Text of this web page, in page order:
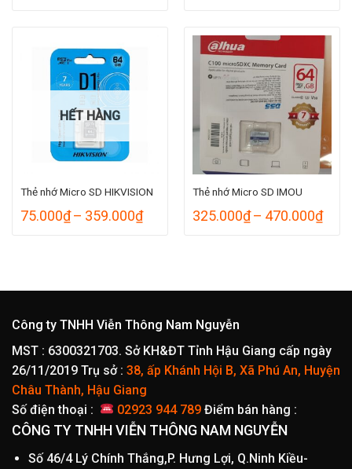
135.000₫
HẾT HÀNG
Thẻ nhớ Micro SD HIKVISION
75.000₫ – 359.000₫Khoảng
giá:
Thẻ nhớ Micro SD IMOU
325.000₫ – 470.000₫
giá:
Công ty TNHH Viễn Thông Nam Nguyễn
MST : 6300321703. Sở KH&ĐT Tỉnh Hậu Giang cấp ngày
26/11/2019 Trụ sở : 38, ấp Khánh Hội B, Xã Phú An, Huyện
Châu Thành, Hậu Giang
Số điện thoại :
02923 944 789 Điểm bán hàng :
CÔNG TY TNHH VIỄN THÔNG NAM NGUYỄN
Số 46/4 Lý Chính Thắng,P. Hưng Lợi, Q.Ninh Kiều-